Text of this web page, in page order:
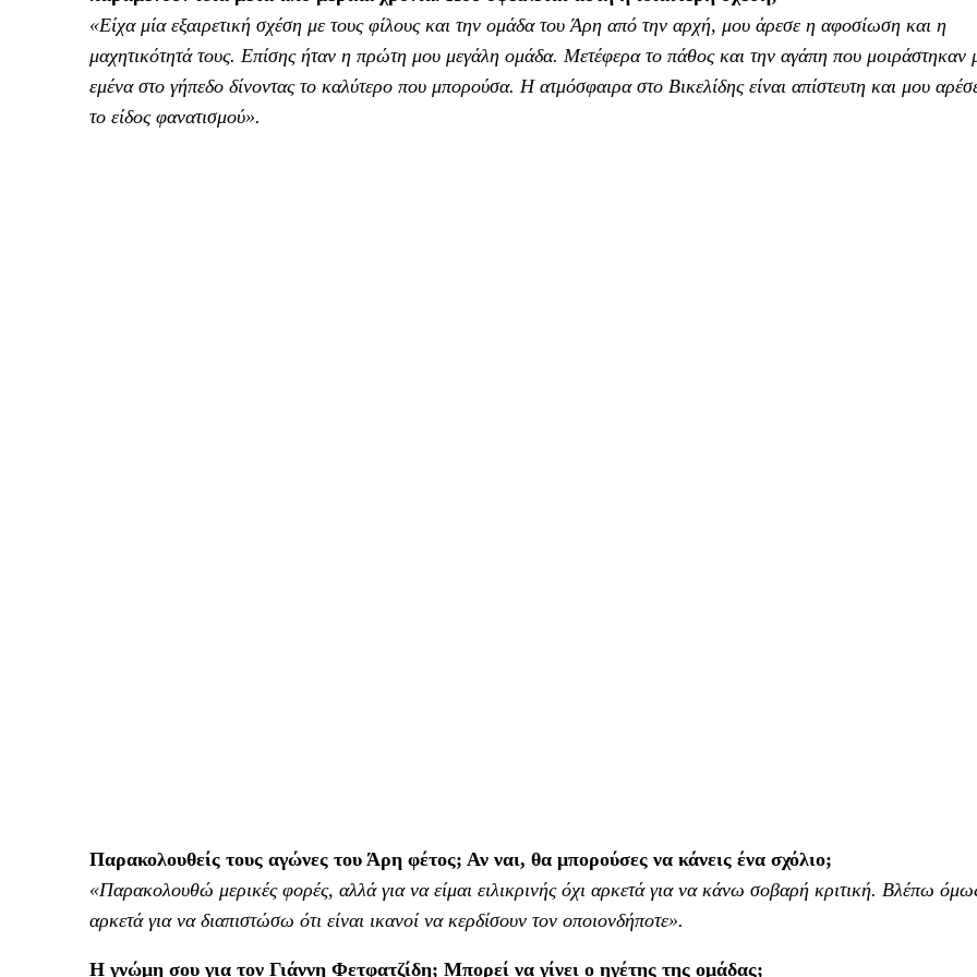
«Είχα μία εξαιρετική σχέση με τους φίλους και την ομάδα του Άρη από την αρχή, μου άρεσε η αφοσίωση και η
μαχητικότητά τους. Επίσης ήταν η πρώτη μου μεγάλη ομάδα. Μετέφερα το πάθος και την αγάπη που μοιράστηκαν
εμένα στο γήπεδο δίνοντας το καλύτερο που μπορούσα. Η ατμόσφαιρα στο Βικελίδης είναι απίστευτη και μου
το είδος φανατισμού».
Παρακολουθείς τους αγώνες του Άρη φέτος; Αν ναι, θα μπορούσες να κάνεις ένα σχόλιο;
«Παρακολουθώ μερικές φορές, αλλά για να είμαι ειλικρινής όχι αρκετά για να κάνω σοβαρή κριτική. Βλέπω
αρκετά για να διαπιστώσω ότι είναι ικανοί να κερδίσουν τον οποιονδήποτε».
Η γνώμη σου για τον Γιάννη Φετφατζίδη; Μπορεί να γίνει ο ηγέτης της ομάδας;